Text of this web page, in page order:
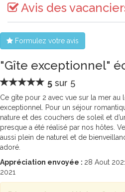
Avis des
Formulez votre avis
"Gîte exceptionnel"
5 sur 5
Ce gîte pour 2 avec vue sur la mer
exceptionnel. Pour un séjour
nature et des couchers de soleil et
presque a été réalisé par nos hôtes.
aussi plein de naturel et de
adoré.
Appréciation envoyée : 28 Aout
2021